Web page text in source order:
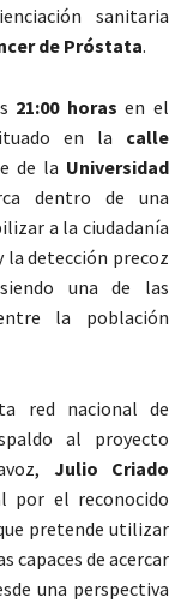
sanitaria
de Próstata.
21:00 horas en el
en la calle
de la Universidad
dentro de una
a la ciudadanía
la detección precoz
una de las
la población
red nacional de
al proyecto
Julio Criado
por el reconocido
pretende utilizar
capaces de acercar
una perspectiva